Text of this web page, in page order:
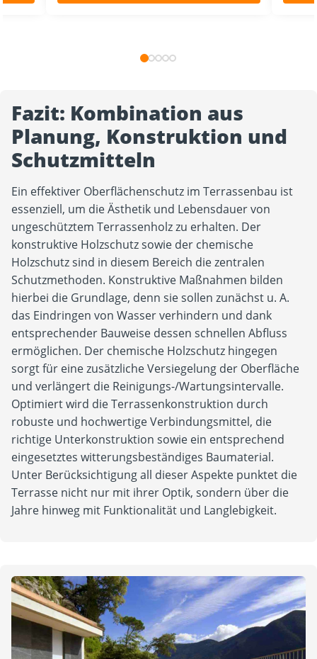
Fazit: Kombination aus
Planung, Konstruktion und
Schutzmitteln
Ein effektiver Oberflächenschutz im Terrassenbau ist
essenziell, um die Ästhetik und Lebensdauer von
ungeschütztem Terrassenholz zu erhalten. Der
konstruktive Holzschutz sowie der chemische
Holzschutz sind in diesem Bereich die zentralen
Schutzmethoden. Konstruktive Maßnahmen bilden
hierbei die Grundlage, denn sie sollen zunächst u. A.
das Eindringen von Wasser verhindern und dank
entsprechender Bauweise dessen schnellen Abfluss
ermöglichen. Der chemische Holzschutz hingegen
sorgt für eine zusätzliche Versiegelung der Oberfläche
und verlängert die Reinigungs-/Wartungsintervalle.
Optimiert wird die Terrassenkonstruktion durch
robuste und hochwertige Verbindungsmittel, die
richtige Unterkonstruktion sowie ein entsprechend
eingesetztes witterungsbeständiges Baumaterial.
Unter Berücksichtigung all dieser Aspekte punktet die
Terrasse nicht nur mit ihrer Optik, sondern über die
Jahre hinweg mit Funktionalität und Langlebigkeit.